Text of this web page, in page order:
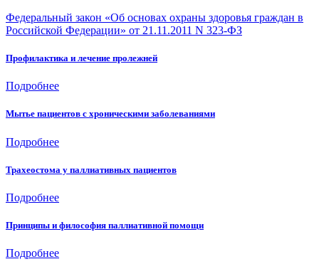
Федеральный закон «Об основах охраны здоровья граждан в
Российской Федерации» от 21.11.2011 N 323-ФЗ
Профилактика и лечение пролежней
Подробнее
Мытье пациентов с хроническими заболеваниями
Подробнее
Трахеостома у паллиативных пациентов
Подробнее
Принципы и философия паллиативной помощи
Подробнее